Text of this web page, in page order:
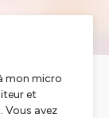
mon micro
et
Vous avez